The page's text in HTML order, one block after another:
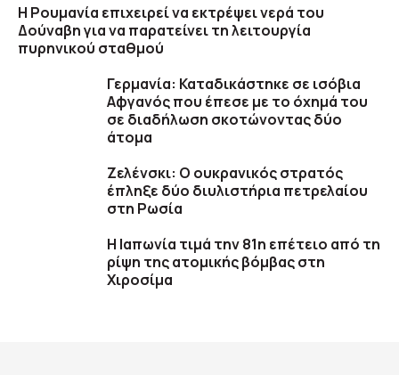
Η Ρουμανία επιχειρεί να εκτρέψει νερά του
Δούναβη για να παρατείνει τη λειτουργία
πυρηνικού σταθμού
Γερμανία: Καταδικάστηκε σε ισόβια
Αφγανός που έπεσε με το όχημά του
σε διαδήλωση σκοτώνοντας δύο
άτομα
Ζελένσκι: Ο ουκρανικός στρατός
έπληξε δύο διυλιστήρια πετρελαίου
στη Ρωσία
Η Ιαπωνία τιμά την 81η επέτειο από τη
ρίψη της ατομικής βόμβας στη
Χιροσίμα